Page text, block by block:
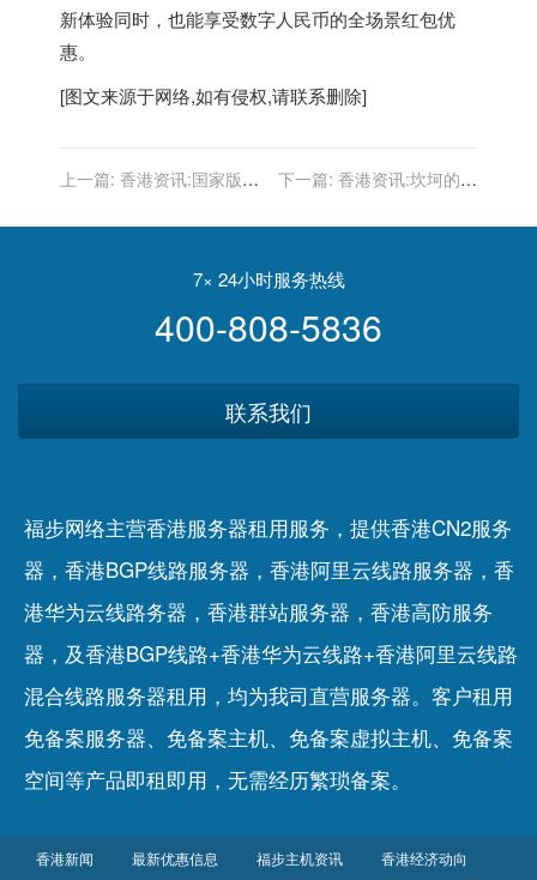
新体验同时，也能享受数字人民币的全场景红包优
惠。
[图文来源于网络,如有侵权,请联系删除]
上一篇: 香港资讯:国家版权
署独家版权协议
下一篇: 香港资讯:坎坷的国
出困境？
7× 24小时服务热线
400-808-5836
联系我们
福步网络主营香港服务器租用服务，提供香港CN2服务
器，香港BGP线路服务器，香港阿里云线路服务器，香
港华为云线路务器，香港群站服务器，香港高防服务
器，及香港BGP线路+香港华为云线路+香港阿里云线路
混合线路服务器租用，均为我司直营服务器。客户租用
免备案服务器、 免备案主机、 免备案虚拟主机、 免备案
空间等产品即租即用，无需经历繁琐备案。
香港新闻 最新优惠信息 福步主机资讯 香港经济动向